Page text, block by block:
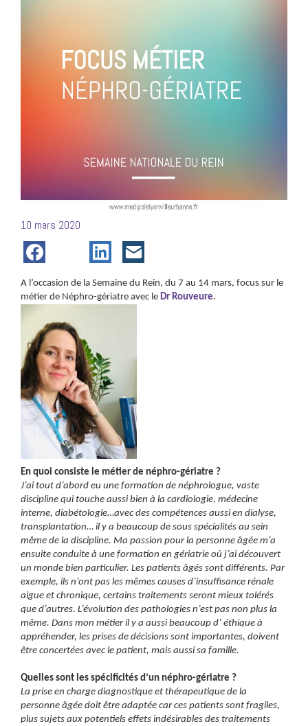
Posté
le
10 mars 2020
A l’occasion de la Semaine du Rein, du 7 au 14 mars, focus sur le
métier de Néphro-gériatre avec le Dr Rouveure.
En quoi consiste le métier de néphro-gériatre ?
J’ai tout d’abord eu une formation de néphrologue, vaste
discipline qui touche aussi bien à la cardiologie, médecine
interne, diabétologie…avec des compétences aussi en dialyse,
transplantation… il y a beaucoup de sous spécialités au sein
même de la discipline. Ma passion pour la personne âgée m’a
ensuite conduite à une formation en gériatrie où j’ai découvert
un monde bien particulier. Les patients âgés sont différents. Par
exemple, ils n’ont pas les mêmes causes d’insuffisance rénale
aigue et chronique, certains traitements seront mieux tolérés
que d’autres. L’évolution des pathologies n’est pas non plus la
même. Dans mon métier il y a aussi beaucoup d’ éthique à
appréhender, les prises de décisions sont importantes, doivent
être concertées avec le patient, mais aussi sa famille.
Quelles sont les spécificités d’un néphro-gériatre ?
La prise en charge diagnostique et thérapeutique de la
personne âgée doit être adaptée car ces patients sont fragiles,
plus sujets aux potentiels effets indésirables des traitements